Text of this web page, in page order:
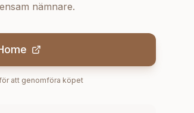
nämnare.
att genomföra köpet